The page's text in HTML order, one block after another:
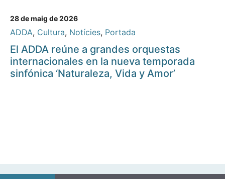
28 de maig de 2026
ADDA, Cultura, Notícies, Portada
El ADDA reúne a grandes orquestas
internacionales en la nueva temporada
sinfónica ‘Naturaleza, Vida y Amor’